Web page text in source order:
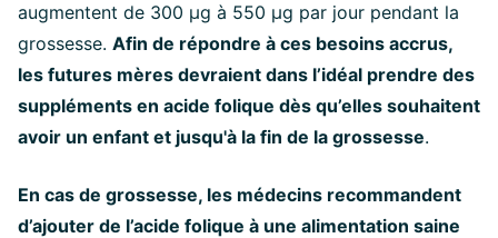
augmentent de 300 µg à 550 µg par jour pendant la
grossesse. Afin de répondre à ces besoins accrus,
les futures mères devraient dans l’idéal prendre des
suppléments en acide folique dès qu’elles souhaitent
avoir un enfant et jusqu'à la fin de la grossesse.
En cas de grossesse, les médecins recommandent
d’ajouter de l’acide folique à une alimentation saine